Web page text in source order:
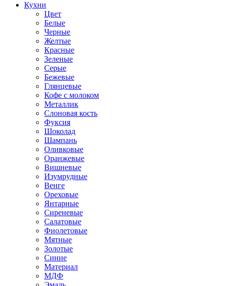
Кухни
Цвет
Белые
Черные
Желтые
Красные
Зеленые
Серые
Бежевые
Глянцевые
Кофе с молоком
Металлик
Слоновая кость
Фуксия
Шоколад
Шампань
Оливковые
Оранжевые
Вишневые
Изумрудные
Венге
Ореховые
Янтарные
Сиреневые
Салатовые
Фиолетовые
Мятные
Золотые
Синие
Материал
МДФ